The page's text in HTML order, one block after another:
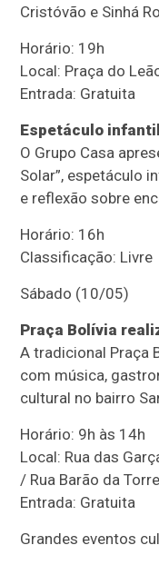
Cristóvão e Sinhá
Horário: 19h
Local: Praça do
Entrada: Gratuita
Espetáculo
O Grupo Casa
Solar”, espetáculo
e reflexão sobre
Horário: 16h
Classificação: Livre
Sábado (10/05)
Praça Bolívia
A tradicional Praça
com música,
cultural no bairro
Horário: 9h às 14h
Local: Rua das
/ Rua Barão da Torre
Entrada: Gratuita
Grandes eventos